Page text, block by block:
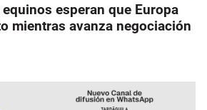
esperan que Europa
mientras avanza negociación